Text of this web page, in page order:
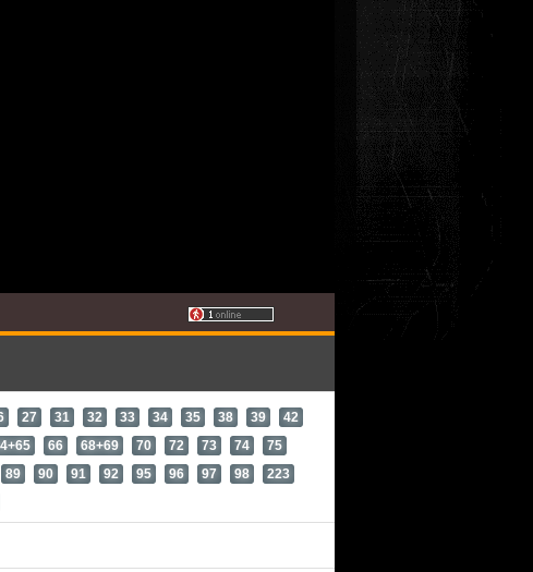
27 31 32 33 34 35 38 39
42
66 68+69 70 72 73 74
75
89 90 91 92 95 96 97 98
223